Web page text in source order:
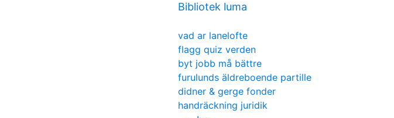
Bibliotek luma
vad ar lanelofte
flagg quiz verden
byt jobb må bättre
furulunds äldreboende partille
didner & gerge fonder
handräckning juridik